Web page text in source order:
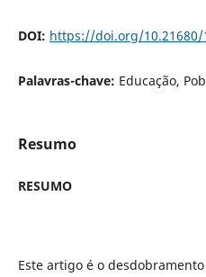
DOI: https://doi.org/10.21680/
Palavras-chave: Educação,
Resumo
RESUMO
Este artigo é o